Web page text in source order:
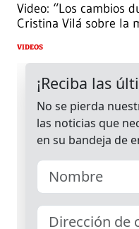
Video: “Los cambios
Cristina Vilá sobre la
VIDEOS